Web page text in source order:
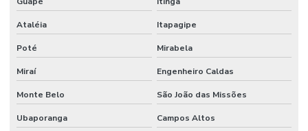
Revestimento Uretano Indústrias Alimentícias
Revestimento Uretano Para Indústrias Alimentícias Minas Gerais
Revestimento Uretano São Paulo
Ataléia Itapagipe
Poté Mirabela
Miraí Engenheiro Caldas
Monte Belo São João das Missões
Ubaporanga Campos Altos